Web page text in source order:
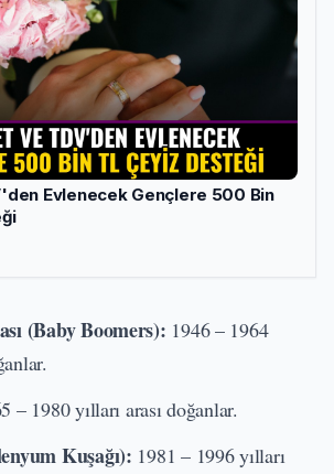
Evlenecek Gençlere 500 Bin
(Baby Boomers): 1946 – 1964
– 1980 yılları arası doğanlar.
Kuşağı): 1981 – 1996 yılları